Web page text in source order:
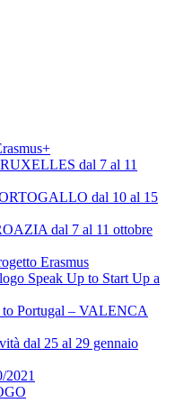
dal 7 al 11
dal 10 al 15
dal 7 al 11 ottobre
Erasmus
Speak Up to Start Up a
Portugal – VALENCA
dal 25 al 29 gennaio
2021